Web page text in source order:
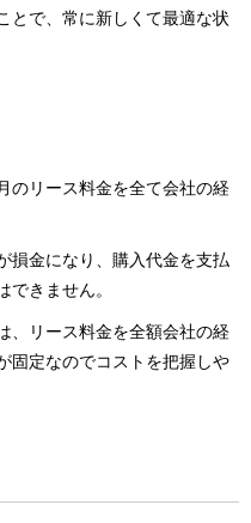
とで、常に新しくて最適な状
のリース料金を全て会社の経
損金になり、購入代金を支払
できません。
、リース料金を全額会社の経
固定なのでコストを把握しや